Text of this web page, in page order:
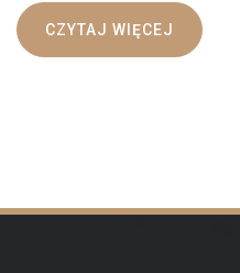
CZYTAJ WIĘCEJ